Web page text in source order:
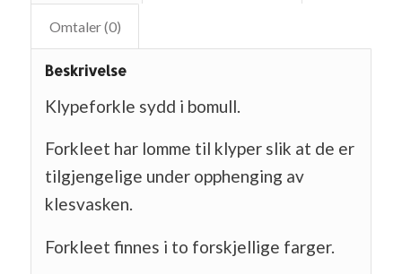
Omtaler (0)
Beskrivelse
Klypeforkle sydd i bomull.
Forkleet har lomme til klyper slik at de er
tilgjengelige under opphenging av
klesvasken.
Forkleet finnes i to forskjellige farger.